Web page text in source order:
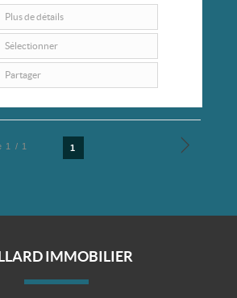
Plus de détails
Sélectionner
Partager
1 / 1 1
IMMOBILIER